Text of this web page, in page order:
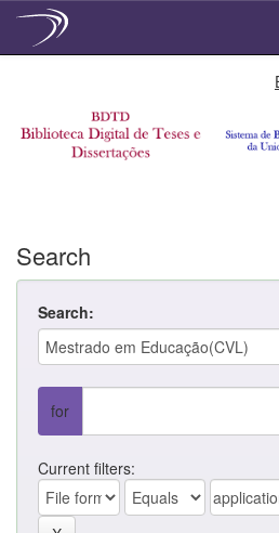
Search
Search:
for
Current filters: